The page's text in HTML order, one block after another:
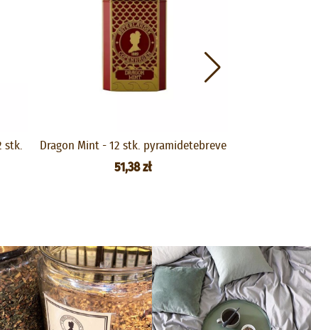
stk.
Dragon Mint - 12 stk. pyramidetebreve
51,38 zł